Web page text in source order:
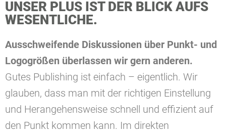
UNSER PLUS IST DER BLICK AUFS
WESENTLICHE.
Ausschweifende Diskussionen über Punkt- und
Logogrößen überlassen wir gern anderen.
Gutes Publishing ist einfach – eigentlich. Wir
glauben, dass man mit der richtigen Einstellung
und Herangehensweise schnell und effizient auf
den Punkt kommen kann. Im direkten